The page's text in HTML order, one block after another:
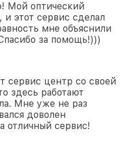
Мой оптический
этот сервис сделал
мне объяснили
за помощь!)))
сервис центр со своей
здесь работают
Мне уже не раз
доволен
отличный сервис!